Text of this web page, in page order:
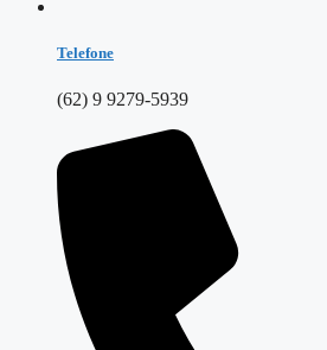
Telefone
(62) 9 9279-5939